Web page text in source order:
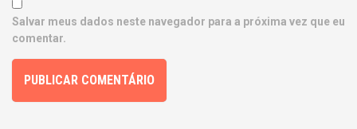
Salvar meus dados neste navegador para a próxima vez que eu
comentar.